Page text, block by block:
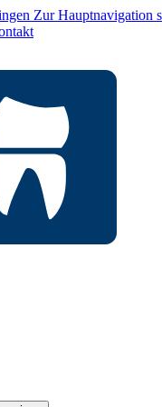
Zur Hauptnavigation